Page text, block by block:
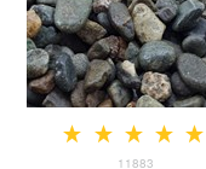
11883